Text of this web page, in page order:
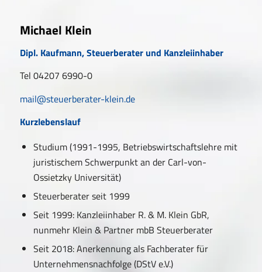
Michael Klein
Dipl. Kaufmann, Steuerberater und Kanzleiinhaber
Tel 04207 6990-0
mail@steuerberater-klein.de
Kurzlebenslauf
Studium (1991-1995, Betriebswirtschaftslehre mit
juristischem Schwerpunkt an der Carl-von-
Ossietzky Universität)
Steuerberater seit 1999
Seit 1999: Kanzleiinhaber R. & M. Klein GbR,
nunmehr Klein & Partner mbB Steuerberater
Seit 2018: Anerkennung als Fachberater für
Unternehmensnachfolge (DStV e.V.)